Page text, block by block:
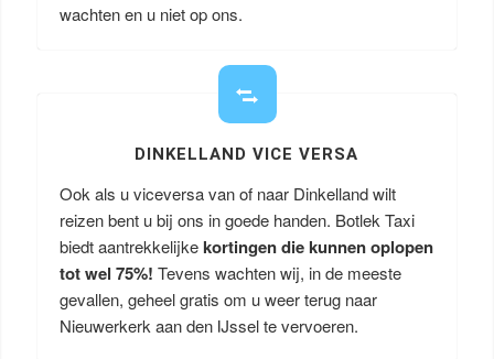
wachten en u niet op ons.
DINKELLAND VICE VERSA
Ook als u viceversa van of naar Dinkelland wilt
reizen bent u bij ons in goede handen. Botlek Taxi
biedt aantrekkelijkekortingen die kunnen oplopen
tot wel 75%! Tevens wachten wij, in de meeste
gevallen, geheel gratis om u weer terug naar
Nieuwerkerk aan den IJssel te vervoeren.